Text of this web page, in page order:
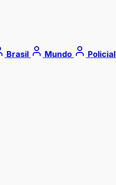
Brasil Mundo Policial